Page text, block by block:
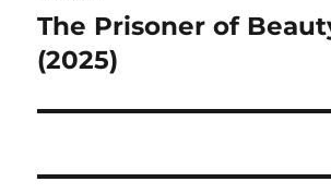
Publication
suivante :
The Prisoner of
(2025)